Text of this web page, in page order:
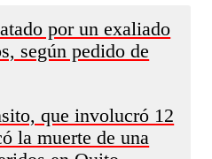
por un exaliado
según pedido de
que involucró 12
la muerte de una